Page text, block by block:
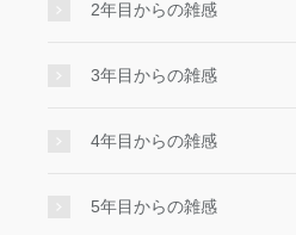
2年目からの雑感
3年目からの雑感
4年目からの雑感
5年目からの雑感